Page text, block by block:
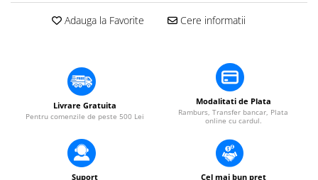
Distribuitoare de putere
Dimmer & Switch Packs
Adauga la Favorite Cere informatii
Livrare Gratuita
Pentru comenzile de peste 500 Lei
Modalitati de Plata
Ramburs, Transfer bancar, Plata
online cu cardul.
Suport Cel mai bun pret